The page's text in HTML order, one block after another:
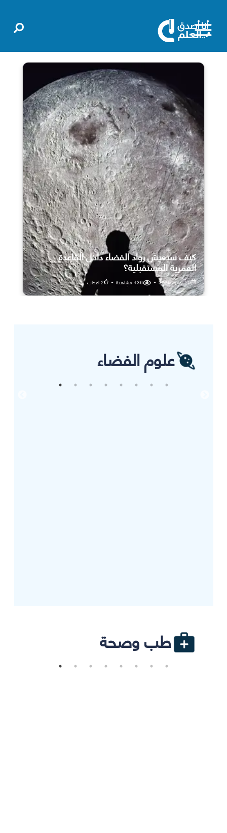
كيف سيعيش رواد الفضاء داخل القاعدة
القمرية المستقبلية؟
25 يوليو، 2026 •
436مشاهدة •
2اعجاب
علوم الفضاء
طب وصحة